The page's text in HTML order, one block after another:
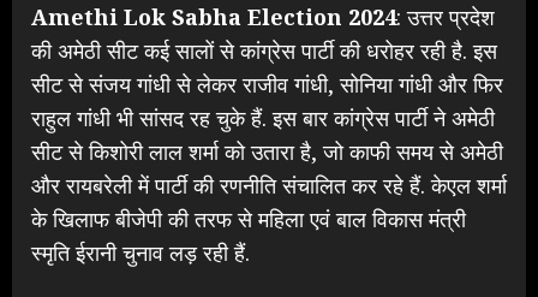
Amethi Lok Sabha Election 2024: उत्तर प्रदेश
की अमेठी सीट कई सालों से कांग्रेस पार्टी की धरोहर रही है. इस
सीट से संजय गांधी से लेकर राजीव गांधी, सोनिया गांधी और फिर
राहुल गांधी भी सांसद रह चुके हैं. इस बार कांग्रेस पार्टी ने अमेठी
सीट से किशोरी लाल शर्मा को उतारा है, जो काफी समय से अमेठी
और रायबरेली में पार्टी की रणनीति संचालित कर रहे हैं. केएल शर्मा
के खिलाफ बीजेपी की तरफ से महिला एवं बाल विकास मंत्री
स्मृति ईरानी चुनाव लड़ रही हैं.